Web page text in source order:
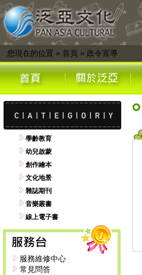
您現在的位置 » 首頁 » 政令宣導
學齡教育
幼兒啟蒙
創作繪本
文化地景
雜誌期刊
音樂叢書
線上電子書
服務維修中心
常見問答